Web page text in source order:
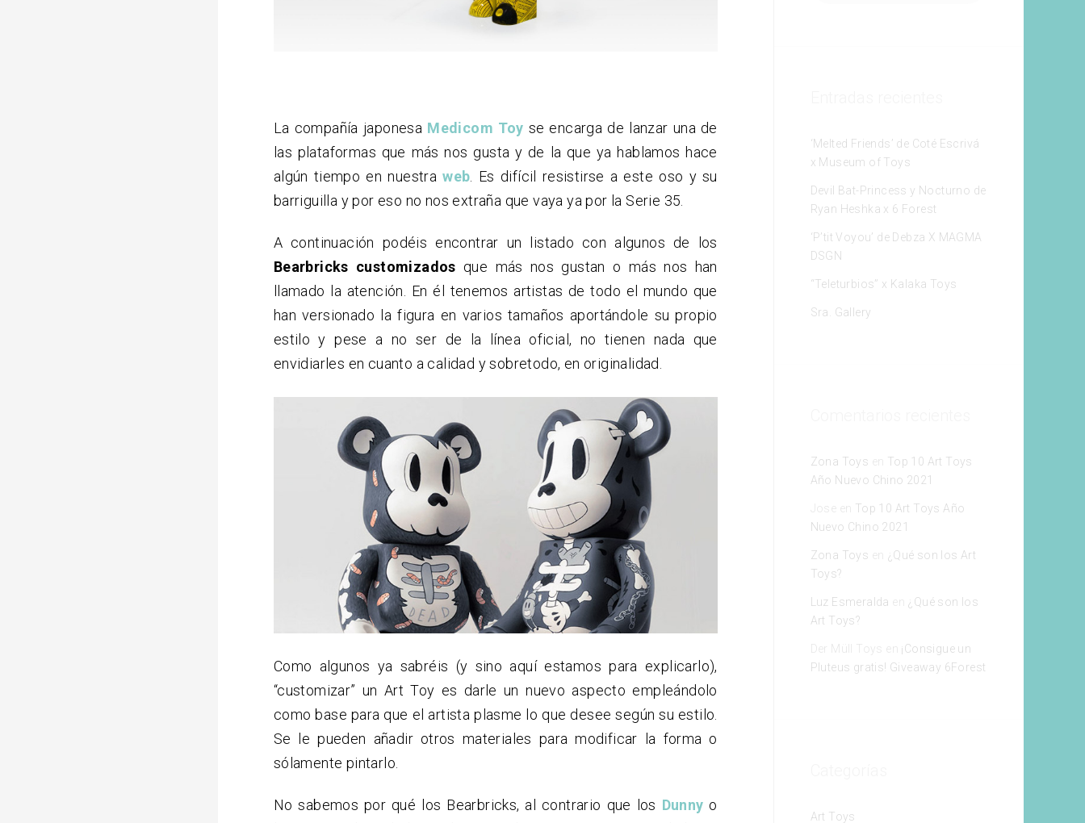
La compañía japonesa Medicom Toy se encarga de lanzar una de
las plataformas que más nos gusta y de la que ya hablamos hace
algún tiempo en nuestraweb . Es difícil resistirse a este oso y su
barriguilla y por eso no nos extraña que vaya ya por la Serie 35.
A continuación podéis encontrar un listado con algunos de los
Bearbricks customizados que más nos gustan o más nos han
llamado la atención. En él tenemos artistas de todo el mundo que
han versionado la figura en varios tamaños aportándole su propio
estilo y pese a no ser de la línea oficial, no tienen nada que
envidiarles en cuanto a calidad y sobretodo, en originalidad.
Como algunos ya sabréis (y sino aquí estamos para explicarlo),
“customizar” un Art Toy es darle un nuevo aspecto empleándolo
como base para que el artista plasme lo que desee según su estilo.
Se le pueden añadir otros materiales para modificar la forma o
sólamente pintarlo.
No sabemos por qué los Bearbricks, al contrario que los Dunny o
‘Melted Friends’ de Coté Escrivá
x Museum of Toys
Devil Bat-Princess y Nocturno de
Ryan Heshka x 6 Forest
‘P’tit Voyou’ de Debza X MAGMA
DSGN
“Teleturbios” x Kalaka Toys
Sra. Gallery
Zona Toys en Top 10 Art Toys
Año Nuevo Chino 2021
Jose en Top 10 Art Toys Año
Nuevo Chino 2021
Zona Toys en
¿Qué son los Art
Toys?
Luz Esmeralda en ¿Qué son los
Art Toys?
Der Müll Toys en ¡Consigue un
Pluteus gratis! Giveaway 6Forest
Art Toys